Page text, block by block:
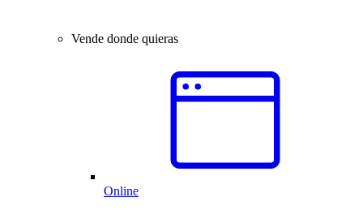
Vende donde quieras
Online